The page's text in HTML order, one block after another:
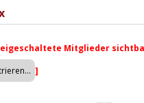
Mitglieder
]